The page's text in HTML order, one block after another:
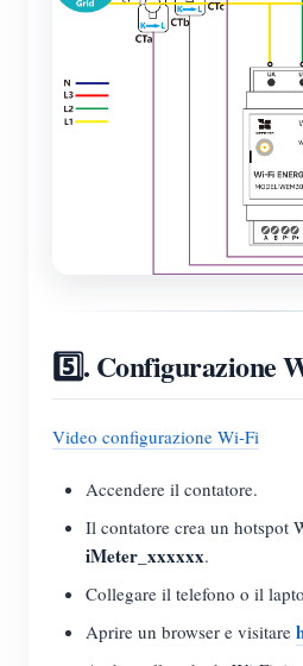
5️⃣. Configurazione
Video configurazione Wi-Fi
Accendere il contatore.
Il contatore crea un hotspot
iMeter_xxxxxx.
Collegare il telefono o il
Aprire un browser e visitare